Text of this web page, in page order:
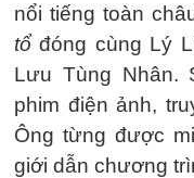
nổi tiếng toàn
tổđóng cùng Lý
Lưu Tùng Nhân.
phim điện ảnh,
Ông từng được
giới dẫn chương